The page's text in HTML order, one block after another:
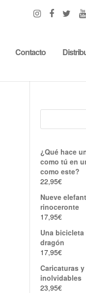
Contacto
¿Qué hace
como tú en
como este?
22,95€
Nueve
rinoceronte
17,95€
Una bicicleta
dragón
17,95€
Caricaturas
inolvidables
23,95€